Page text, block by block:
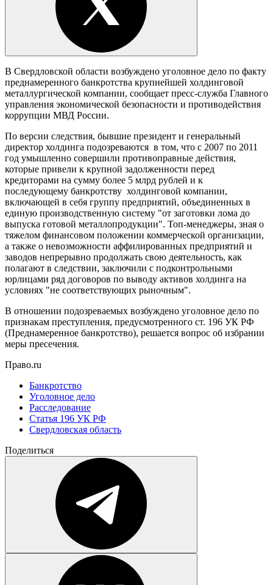
В Свердловской области возбуждено уголовное дело по факту
преднамеренного банкротства крупнейшей холдинговой
металлургической компании, сообщает пресс-служба Главного
управления экономической безопасности и противодействия
коррупции МВД России.
По версии следствия, бывшие президент и генеральный
директор холдинга подозреваются в том, что с 2007 по 2011
год умышленно совершили противоправные действия,
которые привели к крупной задолженности перед
кредиторами на сумму более 5 млрд рублей и к
последующему банкротству холдинговой компании,
включающей в себя группу предприятий, объединенных в
единую производственную систему "от заготовки лома до
выпуска готовой металлопродукции". Топ-менеджеры, зная о
тяжелом финансовом положении коммерческой организации,
а также о невозможности аффилированных предприятий и
заводов непрерывно продолжать свою деятельность, как
полагают в следствии, заключили с подконтрольными
юрлицами ряд договоров по выводу активов холдинга на
условиях "не соответствующих рыночным".
В отношении подозреваемых возбуждено уголовное дело по
признакам преступления, предусмотренного ст. 196 УК РФ
(Преднамеренное банкротство), решается вопрос об избрании
меры пресечения.
Право.ru
Банкротство
Уголовное дело
Расследование
Статья 196 УК РФ
Свердловская область
Поделиться